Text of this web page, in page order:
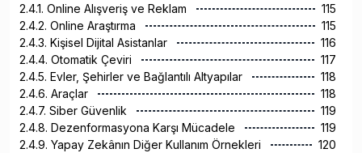
2.4.1. Online Alışveriş ve Reklam
115
2.4.2. Online Araştırma
115
2.4.3. Kişisel Dijital Asistanlar
116
2.4.4. Otomatik Çeviri
117
2.4.5. Evler, Şehirler ve Bağlantılı Altyapılar
118
2.4.6. Araçlar
118
2.4.7. Siber Güvenlik
119
2.4.8. Dezenformasyona Karşı Mücadele
119
2.4.9. Yapay Zekânın Diğer Kullanım Örnekleri
120